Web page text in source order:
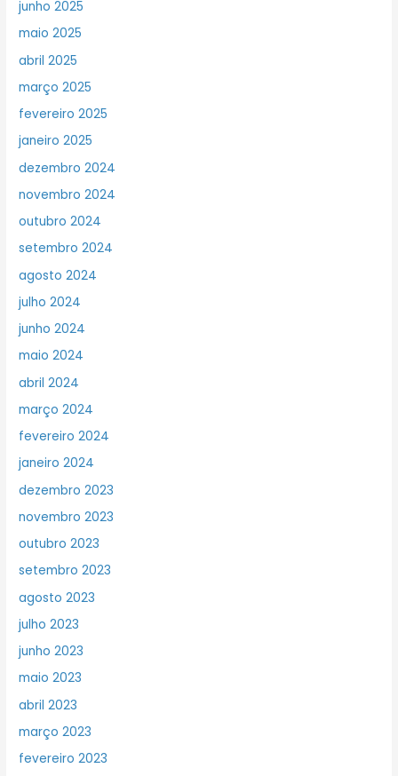
junho 2025
maio 2025
abril 2025
março 2025
fevereiro 2025
janeiro 2025
dezembro 2024
novembro 2024
outubro 2024
setembro 2024
agosto 2024
julho 2024
junho 2024
maio 2024
abril 2024
março 2024
fevereiro 2024
janeiro 2024
dezembro 2023
novembro 2023
outubro 2023
setembro 2023
agosto 2023
julho 2023
junho 2023
maio 2023
abril 2023
março 2023
fevereiro 2023